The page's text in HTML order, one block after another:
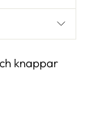
knappar